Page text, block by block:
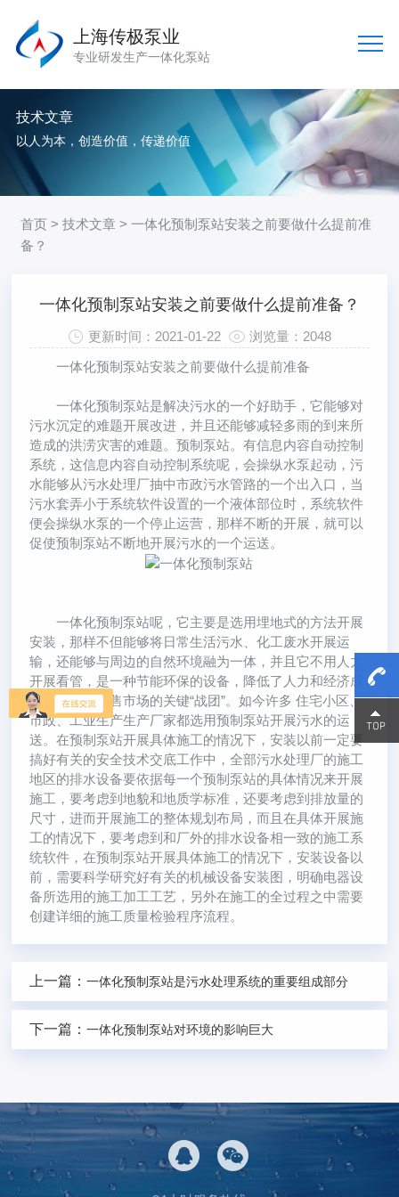
上海传极泵业
专业研发生产一体化泵站
技术文章
以人为本，创造价值，传递价值
首页 >技术文章 > 一体化预制泵站安装之前要做什么提前准
备？
一体化预制泵站安装之前要做什么提前准备？
更新时间：2021-01-22
浏览量：2048
一体化预制泵站安装之前要做什么提前准备
一体化预制泵站是解决污水的一个好助手，它能够对
污水沉定的难题开展改进，并且还能够减轻多雨的到来所
造成的洪涝灾害的难题。预制泵站。有信息内容自动控制
系统，这信息内容自动控制系统呢，会操纵水泵起动，污
水能够从污水处理厂抽中市政污水管路的一个出入口，当
污水套弄小于系统软件设置的一个液体部位时，系统软件
便会操纵水泵的一个停止运营，那样不断的开展，就可以
促使预制泵站不断地开展污水的一个运送。
一体化预制泵站呢，它主要是选用埋地式的方法开展
安装，那样不但能够将日常生活污水、化工废水开展运
输，还能够与周边的自然环境融为一体，并且它不用人力
开展看管，是一种节能环保的设备，降低了人力和经济成
本，变成了销售市场的关键“战团”。如今许多 住宅小区、
市政、工业生产生产厂家都选用预制泵站开展污水的运
送。在预制泵站开展具体施工的情况下，安装以前一定要
搞好有关的安全技术交底工作中，全部污水处理厂的施工
地区的排水设备要依据每一个预制泵站的具体情况来开展
施工，要考虑到地貌和地质学标准，还要考虑到排放量的
尺寸，进而开展施工的整体规划布局，而且在具体开展施
工的情况下，要考虑到和厂外的排水设备相一致的施工系
统软件，在预制泵站开展具体施工的情况下，安装设备以
前，需要科学研究好有关的机械设备安装图，明确电器设
备所选用的施工加工工艺，另外在施工的全过程之中需要
创建详细的施工质量检验程序流程。
上一篇：一体化预制泵站是污水处理系统的重要组成部分
下一篇：一体化预制泵站对环境的影响巨大